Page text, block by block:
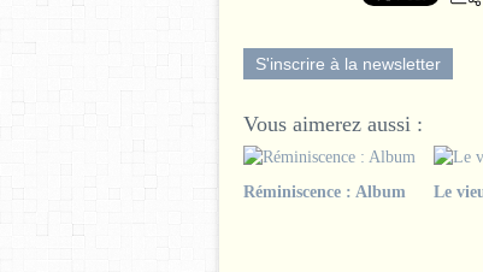
S'inscrire à la newsletter
Vous aimerez aussi :
Réminiscence : Album Le